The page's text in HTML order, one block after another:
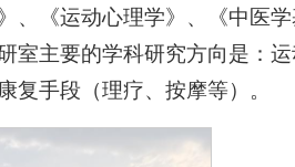
、《运动心理学》、《中医
室主要的学科研究方向是：
手段（理疗、按摩等）。